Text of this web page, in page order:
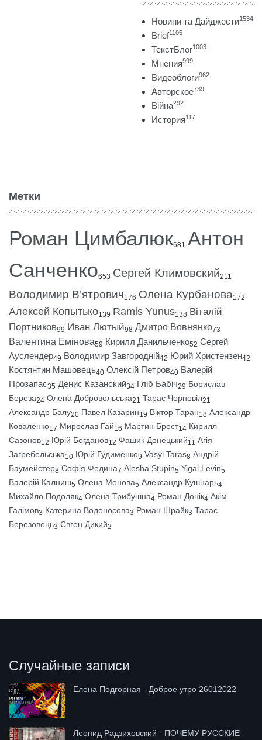
Новини та Дайджести1534
Brief1105
ТекстБлог1003
Мнения999
Видеоблоги962
Авторское739
Війна292
История117
Метки
Роман Цимбалюк681 Антон
Санченко653 Сергей Климовский211
Володимир В’ятрович176 Олена Курбанова172
Алексей Копытько139 Ramis Yunus138 Віталій
Портников99 Иван Лютый98 Дмитро Вовнянко73
Валентина Емінова59 Кирилл Данильченко52 Сергей
Ауслендер49 Володимир Завгородній42 Юрий Христензен42
Костянтин Машовець40 Олексій Петров40 Валерій
Прозапас35 Денис Казанский34 Гліб Бабіч29 Борислав
Береза24 Олена Добровольська21 Тарас Чорновіл21
Александр Балу20 Павел Казарин19 Віктор Таран18 Александр
Коваленко17 Мирослав Гай16 Мартин Брест14 Кирилл
Сазонов12 Юрій Богданов12 Фашик Донецький11 Агія
Загребельська10 Юрій Гудименко9 Vasyl Taras8 Андрій
Баумейстер8 Софія Федина7 Alesha Stupin5 Yigal Levin5
Валерій Калниш5 Олена Монова5 Александр Кушнарь4
Михайло Подоляк4 Олена Трибушна4 Роман Донік4 Акім
Галімов3 Катерина Водоносова3 Роман Шрайк3 Тарас
Березовець3 Євген Дикий2
Случайные записи
Елена Подгорная - Доброе утро 26012022
Леонид Радзиховский - ПОЧЕМУ РУССКИЕ